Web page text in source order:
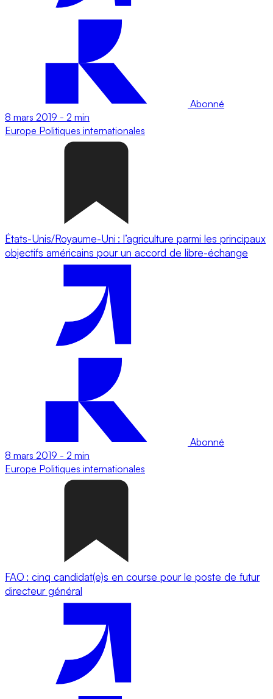
Abonné
8 mars 2019 - 2 min
Europe Politiques internationales
États-Unis/Royaume-Uni : l’agriculture parmi les principaux
objectifs américains pour un accord de libre-échange
Abonné
8 mars 2019 - 2 min
Europe Politiques internationales
FAO : cinq candidat(e)s en course pour le poste de futur
directeur général